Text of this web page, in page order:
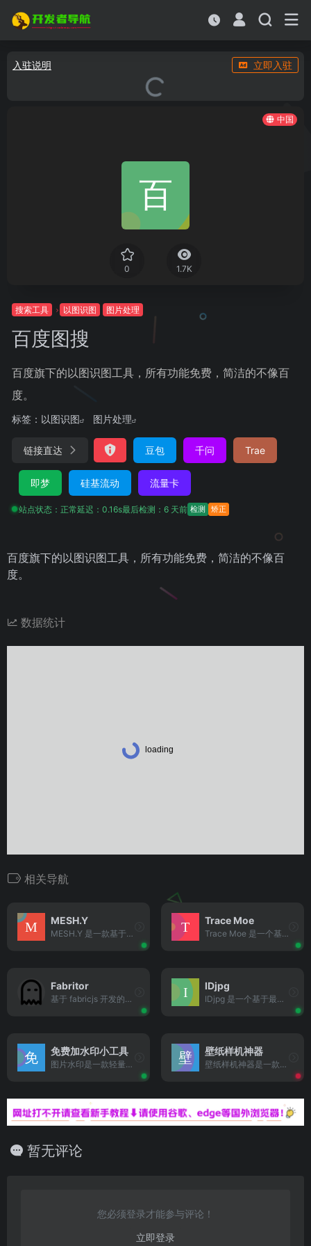
入驻说明 立即入驻
中国
0 1.7K
搜索工具 以图识图 图片处理
百度图搜
百度旗下的以图识图工具，所有功能免费，简洁的不像百
度。
标签： 以图识图 图片处理
链接直达 豆包 千问 Trae
即梦 硅基流动 流量卡
站点状态：正常延迟：0.16s最后检测：6 天前 检测 矫正
百度旗下的以图识图工具，所有功能免费，简洁的不像百
度。
数据统计
相关导航
MESH.Y
MESH.Y 是一款基于网页的背景图生成器，重点在于简洁、易用和美观。用户无需安装任何软件，只需打开网站即可在线生成个性化的背景图。
Trace Moe
Trace Moe 是一个基于图像识别与动漫数据库的在线搜索工具，专门用于识别动漫截图或片段所属的作品名称、集数、时间点等详细信息。用户可以通过上传图片或输入图片链接的方式进行搜索，系统将自动分析画面特征，并在数秒内返回匹配度最高的结果。
Fabritor
基于 fabricjs 开发的图片设计编辑器，旨在让开发者快速构建属于自己的图片编辑器，可应用于海报设计、小红书公众号封面设计、banner 设计等场景。
IDjpg
IDjpg 是一个基于最新人工智能图像处理技术打造的在线照片风格化平台，支持将用户上传的照片一键生成为不同艺术风格图像。平台由专业视觉团队与AI模型训练工程师合作开发，通过深度学习实现面部识别、图像建模与风格迁移等多项功能，生成过程全自动、无须设计经验，适合普通用户快速上手使用。
免费加水印小工具
图片水印是一款轻量级的在线加水印工具，专门用于保护用户图片的版权和完整性。它不仅支持单张和批量处理，还允许用户自定义水印内容、透明度与位置。轻松为您的图片添加个性化水印 - 免费、快速、纯浏览器处理、无需下载。立即在线体验我们的图片编辑工具，保护您的创意作品。
壁纸样机神器
壁纸样机神器是一款网页端在线样机生成工具，专注于帮助设计师、插画师及创意工作者快速制作壁纸样机。
暂无评论
您必须登录才能参与评论！
立即登录